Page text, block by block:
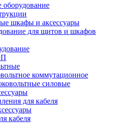
шкафы и аксессуары
для щитов и шкафов
коммутационное
силовые
для кабеля
кабеля